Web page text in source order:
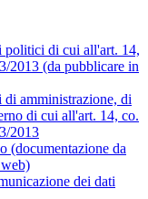
politici di cui all'art. 14,
2013 (da pubblicare in
amministrazione, di
di cui all'art. 14, co.
2013
(documentazione da
dei dati